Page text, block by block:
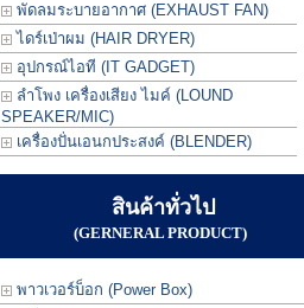
พัดลมระบายอากาศ (EXHAUST FAN)
ไดร์เป่าผม (HAIR DRYER)
อุปกรณ์ไอที (IT GADGET)
ลำโพง เครื่องเสียง ไมค์ (LOUND
SPEAKER/MIC)
เครื่องปั่นเอนกประสงค์ (BLENDER)
สินค้าทั่วไป
(GERNERAL PRODUCT)
พาวเวอร์บ็อก (Power Box)